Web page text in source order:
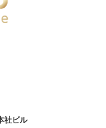
社ビル